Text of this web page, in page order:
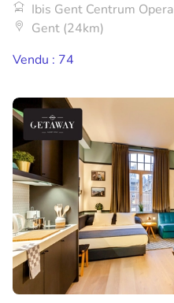
Ibis Gent Centrum Opera
Gent (24km)
Vendu : 74